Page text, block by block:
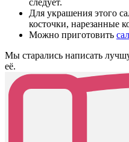
Для украшения этого
косточки, нарезанные
Можно приготовить
Мы старались написать
её.